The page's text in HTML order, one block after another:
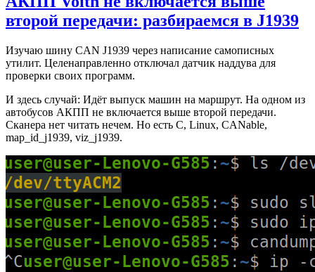
второй передачи: разбираемся в J1939
Изучаю шину CAN J1939 через написание самописных
утилит. Целенаправленно отключал датчик наддува для
проверки своих программ.
И здесь случай: Идёт выпуск машин на маршрут. На одном из
автобусов АКПП не включается выше второй передачи.
Сканера нет читать нечем. Но есть C, Linux, CANable,
map_id_j1939, viz_j1939.